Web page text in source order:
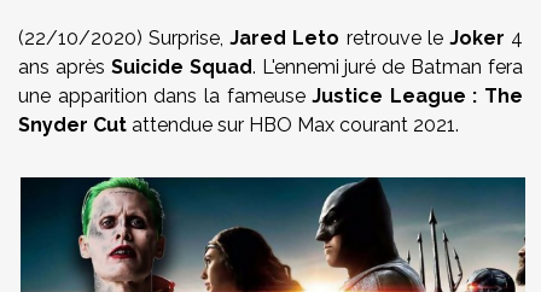
(22/10/2020) Surprise,Jared Leto retrouve leJoker 4
ans après Suicide Squad. L'ennemi juré de Batman fera
une apparition dans la fameuseJustice League : The
Snyder Cut attendue sur HBO Max courant 2021.